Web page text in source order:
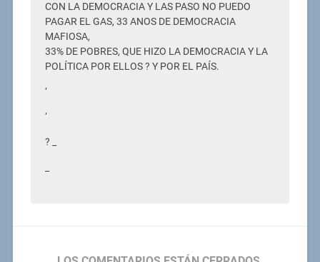
CON LA DEMOCRACIA Y LAS PASO NO PUEDO
PAGAR EL GAS, 33 ANOS DE DEMOCRACIA
MAFIOSA,
33% DE POBRES, QUE HIZO LA DEMOCRACIA Y LA
POLÍTICA POR ELLOS ? Y POR EL PAÍS.
‘
‘
? _